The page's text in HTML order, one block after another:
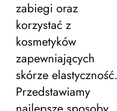
zabiegi oraz
korzystać z
kosmetyków
zapewniających
skórze elastyczność.
Przedstawiamy